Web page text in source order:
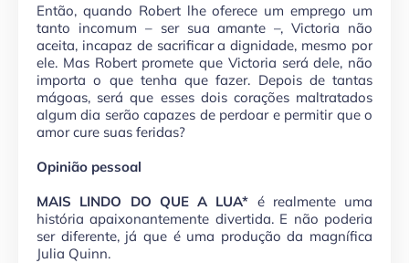
Então, quando Robert lhe oferece um emprego um
tanto incomum – ser sua amante –, Victoria não
aceita, incapaz de sacrificar a dignidade, mesmo por
ele. Mas Robert promete que Victoria será dele, não
importa o que tenha que fazer. Depois de tantas
mágoas, será que esses dois corações maltratados
algum dia serão capazes de perdoar e permitir que o
amor cure suas feridas?
Opinião pessoal
MAIS LINDO DO QUE A LUA* é realmente uma
história apaixonantemente divertida. E não poderia
ser diferente, já que é uma produção da magnífica
Julia Quinn.